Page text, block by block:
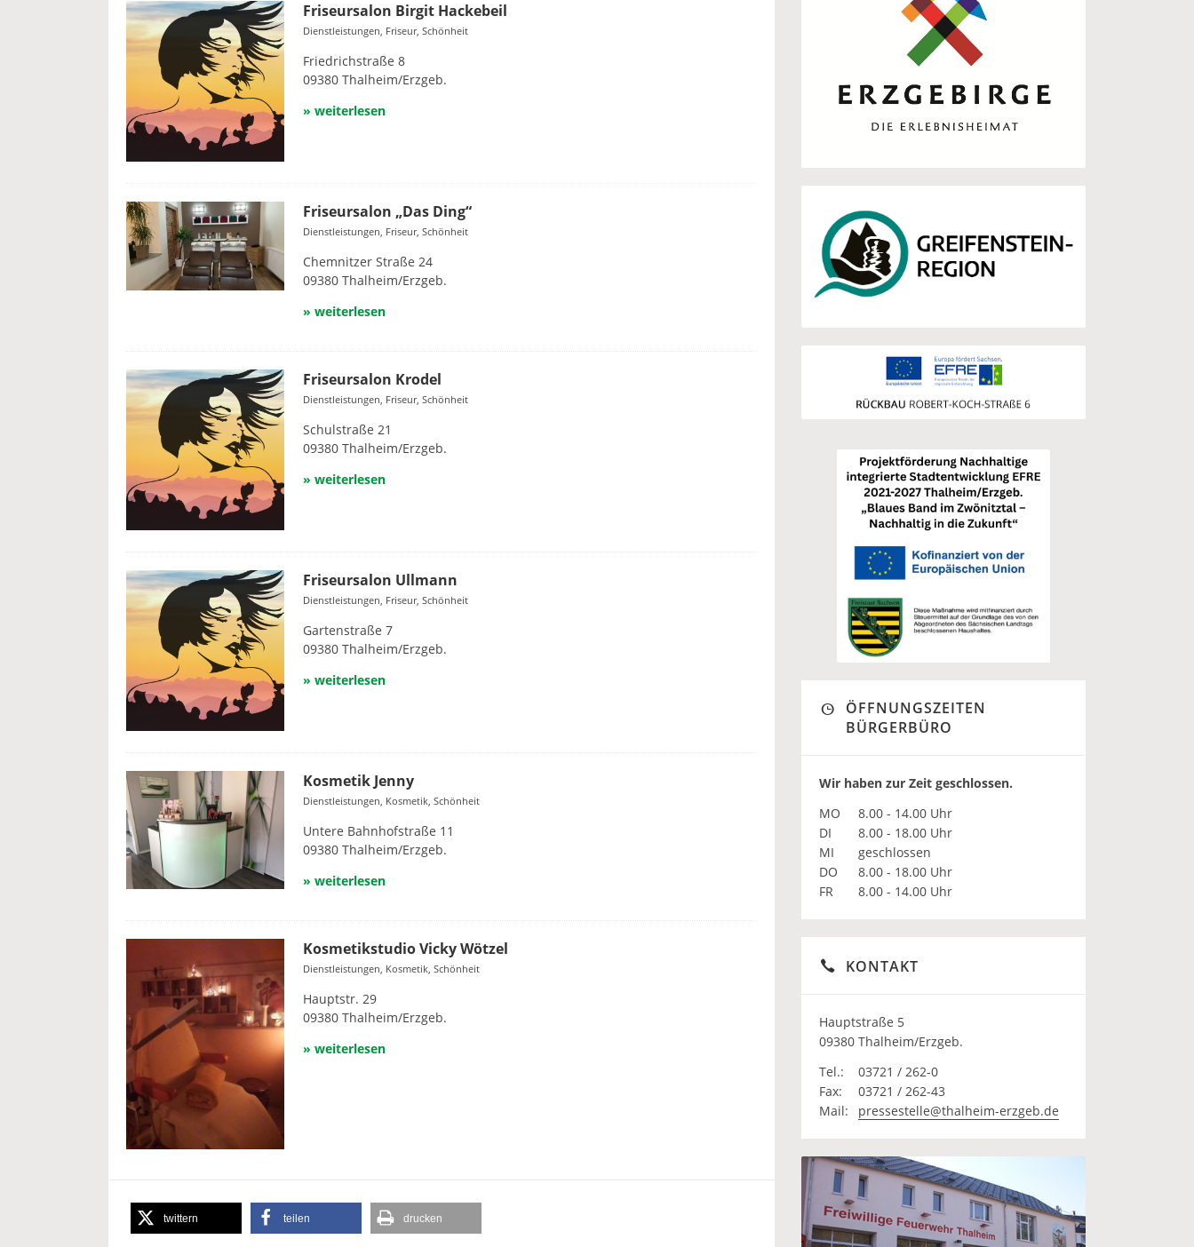
Friseursalon Birgit Hackebeil
Dienstleistungen, Friseur, Schönheit
Friedrichstraße 8
09380 Thalheim/Erzgeb.
» weiterlesen
Friseursalon „Das Ding“
Dienstleistungen, Friseur, Schönheit
Chemnitzer Straße 24
09380 Thalheim/Erzgeb.
» weiterlesen
Friseursalon Krodel
Dienstleistungen, Friseur, Schönheit
Schulstraße 21
09380 Thalheim/Erzgeb.
» weiterlesen
Friseursalon Ullmann
Dienstleistungen, Friseur, Schönheit
Gartenstraße 7
09380 Thalheim/Erzgeb.
» weiterlesen
Kosmetik Jenny
Dienstleistungen, Kosmetik, Schönheit
Untere Bahnhofstraße 11
09380 Thalheim/Erzgeb.
» weiterlesen
Kosmetikstudio Vicky Wötzel
Dienstleistungen, Kosmetik, Schönheit
Hauptstr. 29
09380 Thalheim/Erzgeb.
» weiterlesen
twittern teilen drucken
ÖFFNUNGSZEITEN
BÜRGERBÜRO
Wir haben zur Zeit geschlossen.
MO
8.00 - 14.00 Uhr
DI
8.00 - 18.00 Uhr
MI
geschlossen
DO
8.00 - 18.00 Uhr
FR
8.00 - 14.00 Uhr
KONTAKT
Hauptstraße 5
09380 Thalheim/Erzgeb.
Tel.:
03721 / 262-0
Fax:
03721 / 262-43
Mail:
pressestelle@thalheim-erzgeb.de